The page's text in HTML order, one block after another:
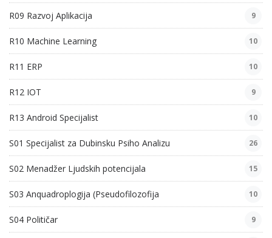
R09 Razvoj Aplikacija 9
R10 Machine Learning 10
R11 ERP 10
R12 IOT 9
R13 Android Specijalist 10
S01 Specijalist za Dubinsku Psiho Analizu 26
S02 Menadžer Ljudskih potencijala 15
S03 Anquadroplogija (Pseudofilozofija 10
S04 Političar 9